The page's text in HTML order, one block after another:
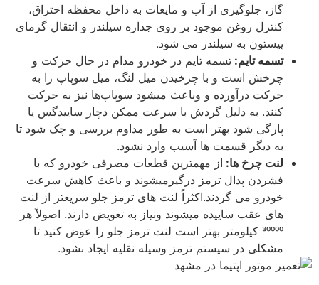
گاز، جلوگیری از آب و مایعات به داخل محفظه احتراق،
کنترل روغن موجود بر روی جداره سیلندر و انتقال گرمای
پیستون به سیلندر می شود.
تسمه تایم: تسمه تایم در خودرو مدام در حال حرکت و
چرخش است و با چرخیدن میل لنگ، میل سوپاپ را به
حرکت درآورده و وباعث میشود سوپاپ‌ها نیز به حرکت
کنند. به دلیل گردش با سرعت ممکن دچار ساییدگس یا
پارگی شود بهتر است به طور مداوم بررسی و چک شود تا
به دیگر قسمت ها آسیب وارد نشود.
لنت چرخ ها: از مهمترین قطعات مصرفی خودرو که با
فشردن پدال ترمز درگیرمیشوند و باعث کاهش سرعت
خودرو می گردند.اکثراً لنت های ترمز جلو سریعتر از لنت
های عقب ساییده میشوند ونیاز به تعویض دارند. اصولاً هر
30000 کیلومتر بهتر است لنت ترمز جلو را عوض کنید تا
مشکلی در سیستم ترمز وسیله نقلیه ایجاد نشود.